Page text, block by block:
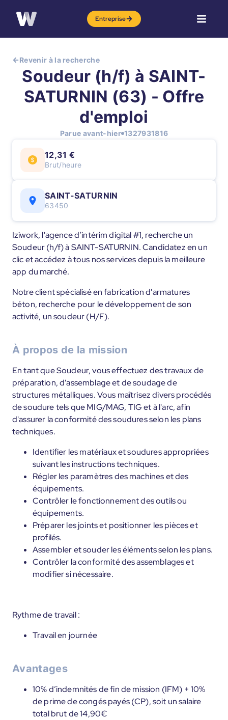
Entreprise
Revenir à la recherche
Soudeur (h/f) à SAINT-
SATURNIN (63) - Offre
d'emploi
Parue avant-hier 1327931816
12,31 €
Brut/heure
SAINT-SATURNIN
63450
Iziwork, l'agence d’intérim digital #1, recherche un
Soudeur (h/f) à SAINT-SATURNIN. Candidatez en un
clic et accédez à tous nos services depuis la meilleure
app du marché.
Notre client spécialisé en fabrication d'armatures
béton, recherche pour le développement de son
activité, un soudeur (H/F).
À propos de la mission
En tant que Soudeur, vous effectuez des travaux de
préparation, d'assemblage et de soudage de
structures métalliques. Vous maîtrisez divers procédés
de soudure tels que MIG/MAG, TIG et à l'arc, afin
d'assurer la conformité des soudures selon les plans
techniques.
Identifier les matériaux et soudures appropriées
suivant les instructions techniques.
Régler les paramètres des machines et des
équipements.
Contrôler le fonctionnement des outils ou
équipements.
Préparer les joints et positionner les pièces et
profilés.
Assembler et souder les éléments selon les plans.
Contrôler la conformité des assemblages et
modifier si nécessaire.
Rythme de travail :
Travail en journée
Avantages
10% d’indemnités de fin de mission (IFM) + 10%
de prime de congés payés (CP), soit un salaire
total brut de 14,90€